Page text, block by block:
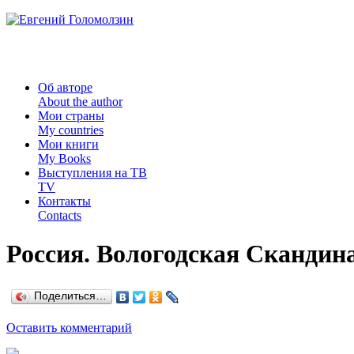
Об авторе
About the author
Мои страны
My countries
Мои книги
My Books
Выступления на ТВ
TV
Контакты
Contacts
Россия. Вологодская
Поделиться…
Оставить комментарий